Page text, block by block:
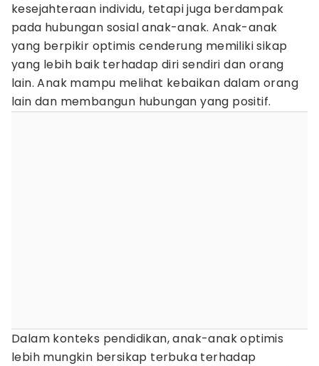
kesejahteraan individu, tetapi juga berdampak
pada hubungan sosial anak-anak. Anak-anak
yang berpikir optimis cenderung memiliki sikap
yang lebih baik terhadap diri sendiri dan orang
lain. Anak mampu melihat kebaikan dalam orang
lain dan membangun hubungan yang positif.
Dalam konteks pendidikan, anak-anak optimis
lebih mungkin bersikap terbuka terhadap